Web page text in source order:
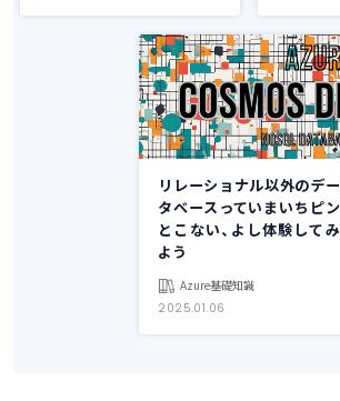
リレーショナル以外のデー
タベースっていまいちピン
とこない、よし体験してみ
よう
Azure基礎知識
2025.01.06